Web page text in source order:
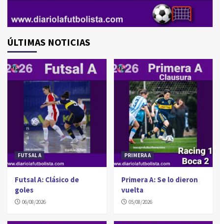
ÚLTIMAS NOTICIAS
FUTSAL A
Futsal A: Clásico de
goles
06/08/2026
PRIMERA A
Primera A: Se lo dieron
vuelta
05/08/2026